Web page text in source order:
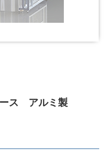
ース アルミ製